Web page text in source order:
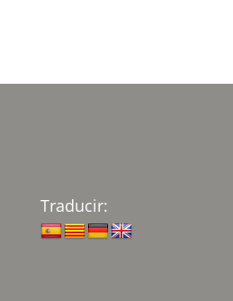
Traducir: